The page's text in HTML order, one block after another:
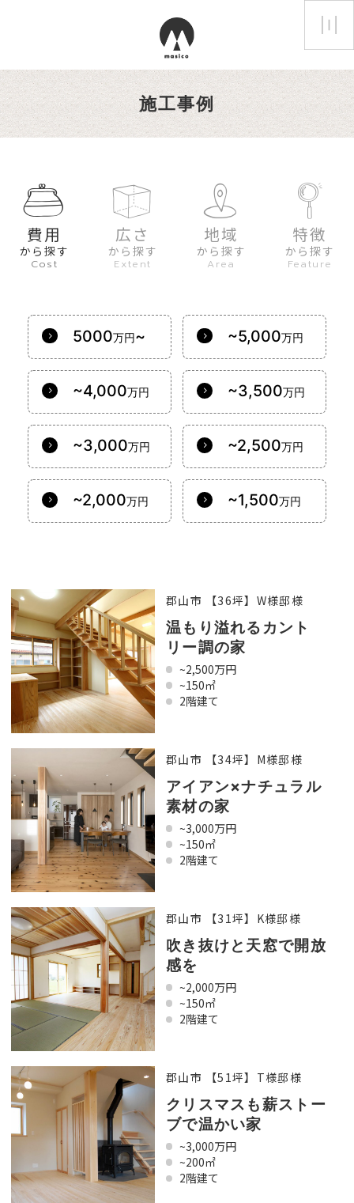
施工事例
費用
から探す
Cost
広さ
から探す
Extent
地域
から探す
Area
特徴
から探す
Feature
5000万円~ ~5,000万円
~4,000万円 ~3,500万円
~3,000万円 ~2,500万円
~2,000万円 ~1,500万円
郡山市 【36坪】W様邸様
温もり溢れるカント
リー調の家
~2,500万円
~150㎡
2階建て
郡山市 【34坪】M様邸様
アイアン×ナチュラル
素材の家
~3,000万円
~150㎡
2階建て
郡山市 【31坪】K様邸様
吹き抜けと天窓で開放
感を
~2,000万円
~150㎡
2階建て
郡山市 【51坪】T様邸様
クリスマスも薪ストー
ブで温かい家
~3,000万円
~200㎡
2階建て